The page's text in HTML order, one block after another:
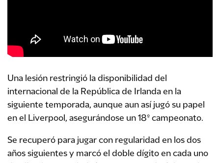
Una lesión restringió la disponibilidad del
internacional de la República de Irlanda en la
siguiente temporada, aunque aun así jugó su papel
en el Liverpool, asegurándose un 18º campeonato.
Se recuperó para jugar con regularidad en los dos
años siguientes y marcó el doble dígito en cada uno